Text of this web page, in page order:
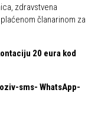
zdravstvena
članarinom za
20 eura kod
sms- WhatsApp-